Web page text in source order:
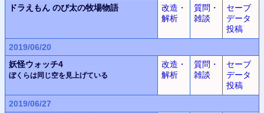
ドラえもん のび太の牧場物語
改造・
解析
質問・
雑談
セーブ
データ
投稿
2019/06/20
妖怪ウォッチ4
ぼくらは同じ空を見上げている
改造・
解析
質問・
雑談
セーブ
データ
投稿
2019/06/27